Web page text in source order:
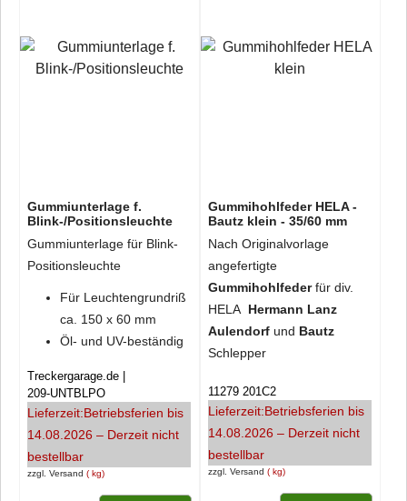
Gummiunterlage f.
Blink-/Positionsleuchte
Gummiunterlage für Blink-
Positionsleuchte
Für Leuchtengrundriß
ca. 150 x 60 mm
Öl- und UV-beständig
zzgl. Versand kg
Treckergarage.de
209-UNTBLPO
Lieferzeit:Betriebsferien bis
14.08.2026 – Derzeit nicht
bestellbar
Gummihohlfeder HELA -
Bautz klein - 35/60 mm
Nach Originalvorlage
angefertigte
Gummihohlfederfür div.
HELA Hermann Lanz
Aulendorfund Bautz
Schlepper
zzgl. Versand kg
11279 201C2
Lieferzeit:Betriebsferien bis
14.08.2026 – Derzeit nicht
bestellbar